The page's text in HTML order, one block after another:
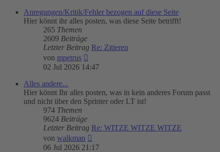
Anregungen/Kritik/Fehler bezogen auf diese Seite
Hier könnt ihr alles posten, was diese Seite betrifft!
265 Themen
2609 Beiträge
Letzter Beitrag Re: Zitieren
von mpetrus
Beitrag
02 Jul 2026 14:47
Alles andere...
Hier könnt Ihr alles posten, was in kein anderes Forum passt
und nicht über den Sprinter oder LT ist!
974 Themen
9624 Beiträge
Letzter Beitrag Re: WITZE WITZE WITZE
von walkman
Beitrag
06 Jul 2026 21:17